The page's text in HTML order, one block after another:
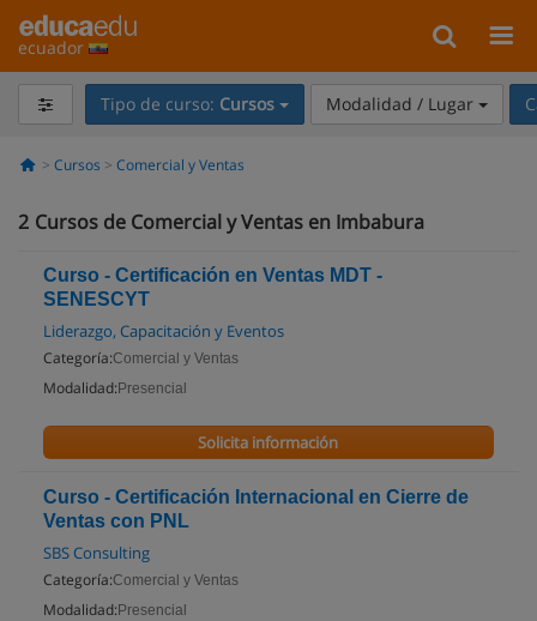
ecuador
Tipo de curso: Cursos Modalidad / Lugar
Cursos Comercial y Ventas
2 Cursos de Comercial y Ventas en Imbabura
Curso - Certificación en Ventas MDT -
SENESCYT
Liderazgo, Capacitación y Eventos
Categoría:Comercial y Ventas
Modalidad: Presencial
Solicita información
Curso - Certificación Internacional en Cierre de
Ventas con PNL
SBS Consulting
Categoría:Comercial y Ventas
Modalidad: Presencial